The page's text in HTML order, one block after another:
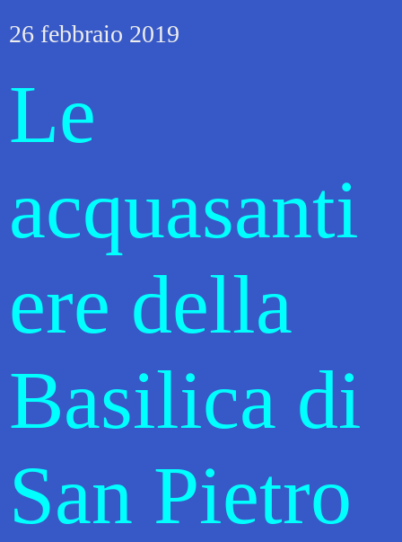
26 febbraio 2019
Le
acquasanti
ere della
Basilica di
San Pietro